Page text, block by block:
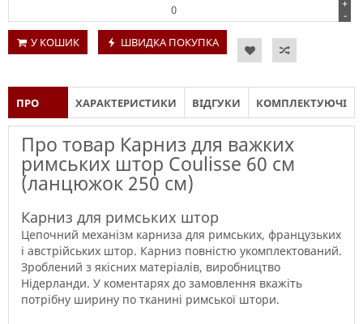
+
-
У КОШИК
ШВИДКА ПОКУПКА
ПРО ХАРАКТЕРИСТИКИ ВІДГУКИ КОМПЛЕКТУЮЧІ
Про товар Карниз для важких
римських штор Coulisse 60 см
(ланцюжок 250 см)
Карниз для римських штор
Цепочний механізм карниза для римських, французьких
і австрійських штор. Карниз повністю укомплектований.
Зроблений з якісних матеріалів, виробництво
Нідерланди. У коментарях до замовлення вкажіть
потрібну ширину по тканині римської штори.